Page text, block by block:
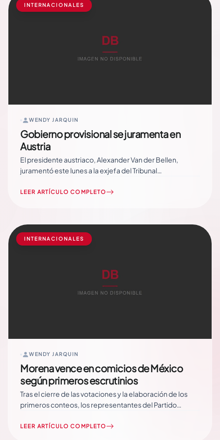
INTERNACIONALES
WENDY JARQUIN
Gobierno provisional se juramenta en
Austria
El presidente austriaco, Alexander Van der Bellen,
juramentó este lunes a la exjefa del Tribunal
interina del Gobierno de transición de Austria. En la
acompañarán… Read More
LEER ARTÍCULO COMPLETO
INTERNACIONALES
WENDY JARQUIN
Morena vence en comicios de México
según primeros escrutinios
Tras el cierre de las votaciones y la elaboración de los
primeros conteos, los representantes del Partido
se habrían impuesto en las urnas, informaron medios
LEER ARTÍCULO COMPLETO